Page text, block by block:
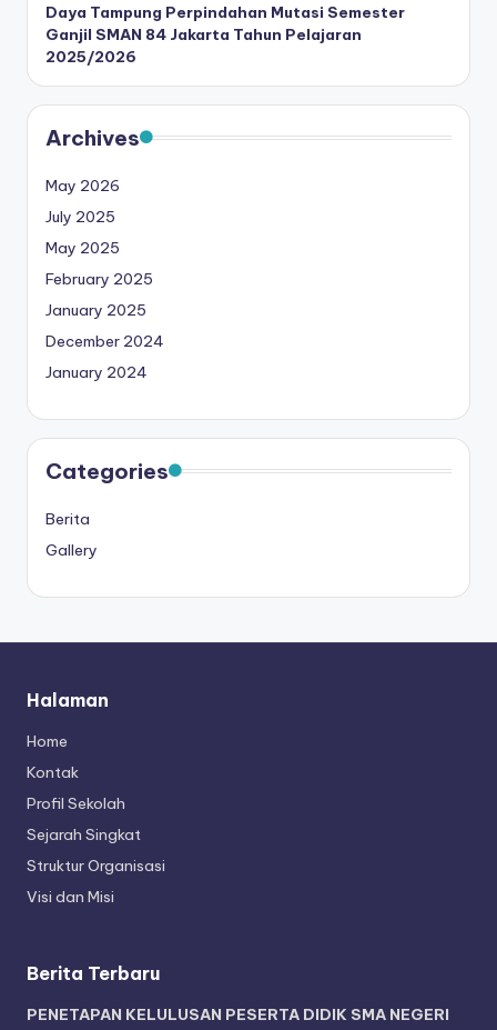
Daya Tampung Perpindahan Mutasi Semester
Ganjil SMAN 84 Jakarta Tahun Pelajaran
2025/2026
Archives
May 2026
July 2025
May 2025
February 2025
January 2025
December 2024
January 2024
Categories
Berita
Gallery
Halaman
Home
Kontak
Profil Sekolah
Sejarah Singkat
Struktur Organisasi
Visi dan Misi
Berita Terbaru
PENETAPAN KELULUSAN PESERTA DIDIK SMA NEGERI